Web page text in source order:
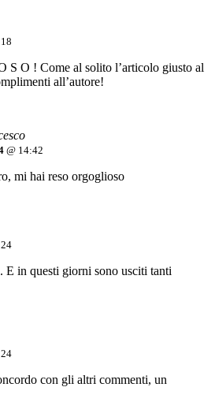
S O ! Come al solito l’articolo giusto al
all’autore!
@ 14:42
mi hai reso orgoglioso
E in questi giorni sono usciti tanti
con gli altri commenti, un